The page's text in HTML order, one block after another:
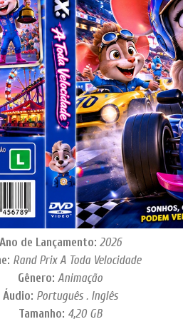
Ano de Lançamento: 2026
Rand Prix A Toda Velocidade
Gênero:Animação
Áudio: Português . Inglês
Tamanho: 4,20 GB